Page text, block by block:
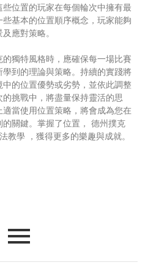
位置的玩家在每個輪次中擁有最
基本的位置順序概念，玩家能夠
應對策略。
獨特風格時，應確保每一場比賽
到的理論與策略。持續的實踐將
的位置優勢或劣勢，並依此調整
挑戰中，將盡量保持靈活的思
當使用位置策略，將會成為您在
關鍵。掌握了位置， 德州撲克
教學 ，獲得更多的樂趣與成就。